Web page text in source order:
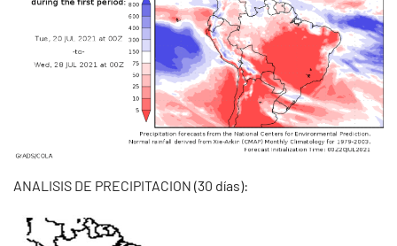
ANALISIS DE PRECIPITACION (30 días):